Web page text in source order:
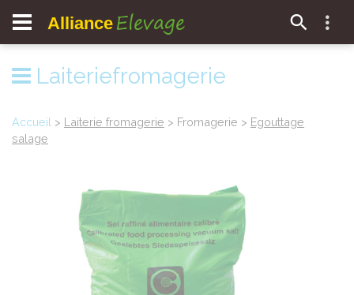
Alliance Elevage
Laiteriefromagerie
Accueil > Laiterie fromagerie > Fromagerie > Egouttage
salage